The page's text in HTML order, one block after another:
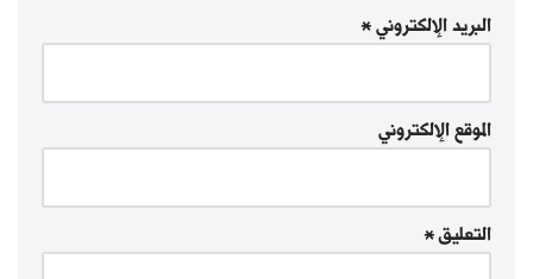
البريد الإلكتروني*
الموقع الإلكتروني
التعليق*